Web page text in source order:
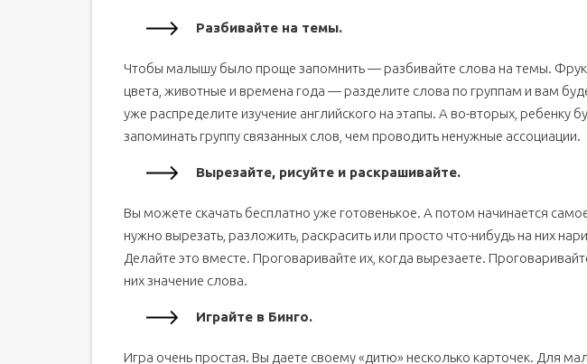
Разбивайте на темы.
Чтобы малышу было проще запомнить — разбивайте слова на темы.
цвета, животные и времена года — разделите слова по группам и вам
уже распределите изучение английского на этапы. А во-вторых, ребенку
запоминать группу связанных слов, чем проводить ненужные ассоциации.
Вырезайте, рисуйте и раскрашивайте.
Вы можете скачать бесплатно уже готовенькое. А потом начинается
нужно вырезать, разложить, раскрасить или просто что-нибудь на них
Делайте это вместе. Проговаривайте их, когда вырезаете.
них значение слова.
Играйте в Бинго.
Игра очень простая. Вы даете своему «дитю» несколько карточек. Для